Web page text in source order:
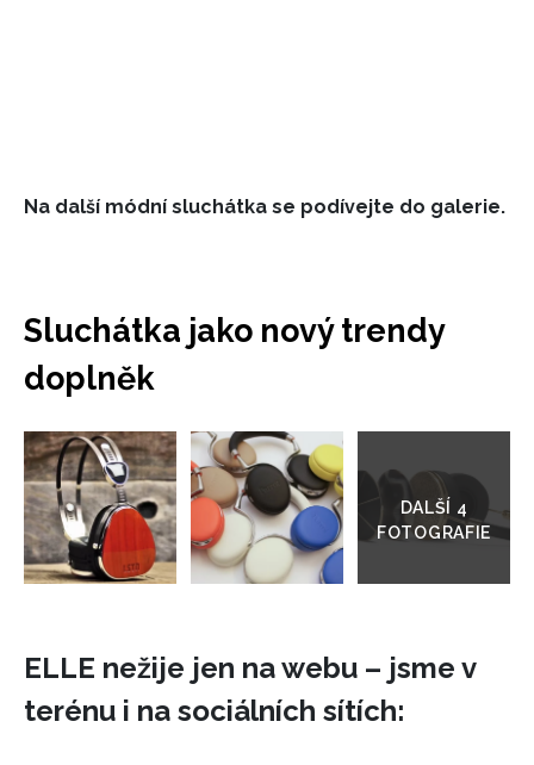
INFORMACE
REDAKCE
Na další módní sluchátka se podívejte do galerie.
Sluchátka jako nový trendy
doplněk
do
galerie
ELLE nežije jen na webu – jsme v
terénu i na sociálních sítích: